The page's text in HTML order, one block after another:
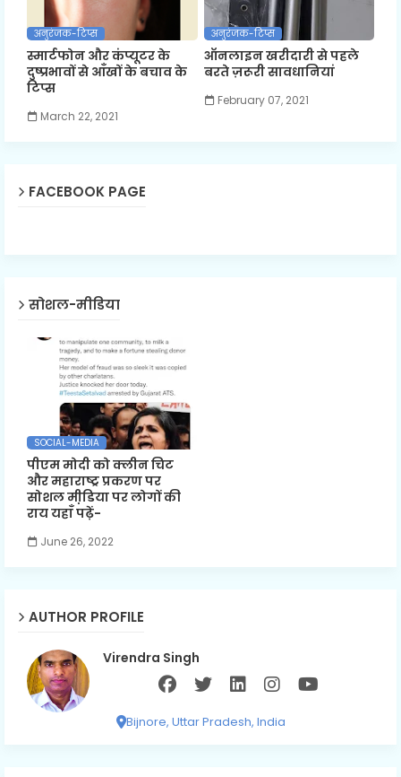
अनुरंजक-टिप्स
स्मार्टफोन और कंप्यूटर के
दुष्प्रभावों से आँखों के बचाव के
टिप्स
March 22, 2021
अनुरंजक-टिप्स
ऑनलाइन खरीदारी से पहले
बरते ज़रूरी सावधानियां
February 07, 2021
FACEBOOK PAGE
सोशल-मीडिया
SOCIAL-MEDIA
पीएम मोदी को क्लीन चिट
और महाराष्ट्र प्रकरण पर
सोशल मी़डिया पर लोगों की
राय यहाँ पढ़ें-
June 26, 2022
AUTHOR PROFILE
Virendra Singh
Bijnore, Uttar Pradesh, India